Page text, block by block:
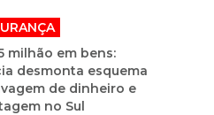
milhão em bens:
desmonta esquema
de dinheiro e
no Sul